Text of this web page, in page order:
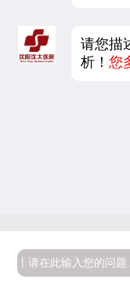
请您描
析！您